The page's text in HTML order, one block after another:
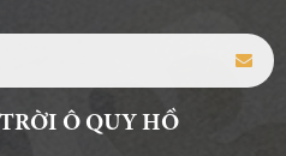
Ô QUY HỒ